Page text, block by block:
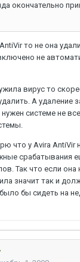
окончательно
то не она
не
вирус то
А удаление
системе не
что у Avira AntiVir
срабатывания
Так что если
значит так и
бы сидеть на